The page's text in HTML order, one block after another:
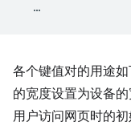
各个键值对的用途
的宽度设置为设备
用户访问网页时的初